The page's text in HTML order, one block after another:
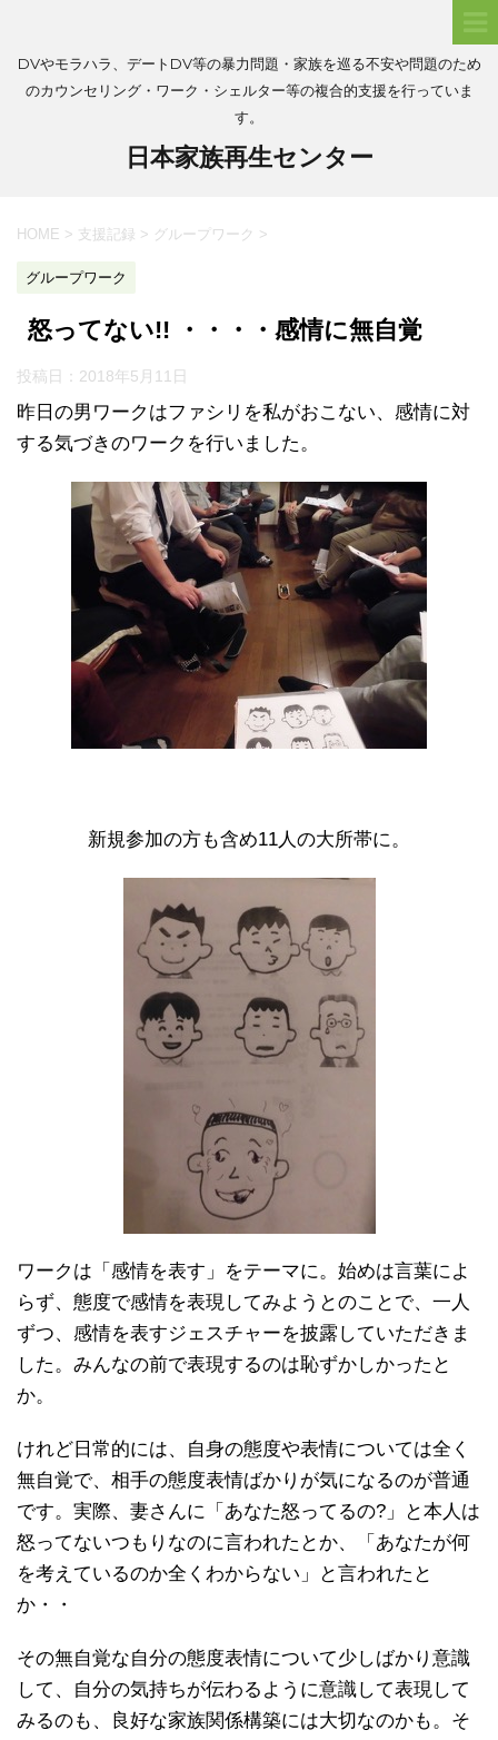
DVやモラハラ、デートDV等の暴力問題・家族を巡る不安や問題のため
のカウンセリング・ワーク・シェルター等の複合的支援を行っていま
す。
日本家族再生センター
HOME > 支援記録 > グループワーク >
グループワーク
怒ってない!! ・・・・感情に無自覚
投稿日： 2018年5月11日
昨日の男ワークはファシリを私がおこない、感情に対
する気づきのワークを行いました。
新規参加の方も含め11人の大所帯に。
ワークは「感情を表す」をテーマに。始めは言葉によ
らず、態度で感情を表現してみようとのことで、一人
ずつ、感情を表すジェスチャーを披露していただきま
した。みんなの前で表現するのは恥ずかしかったと
か。
けれど日常的には、自身の態度や表情については全く
無自覚で、相手の態度表情ばかりが気になるのが普通
です。実際、妻さんに「あなた怒ってるの?」と本人は
怒ってないつもりなのに言われたとか、「あなたが何
を考えているのか全くわからない」と言われたと
か・・
その無自覚な自分の態度表情について少しばかり意識
して、自分の気持ちが伝わるように意識して表現して
みるのも、良好な家族関係構築には大切なのかも。そ